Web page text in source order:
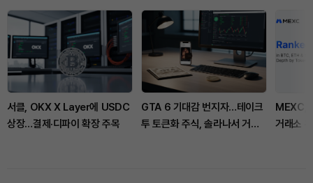
서클, OKX X Layer에 USDC
상장…결제·디파이 확장 주목
GTA 6 기대감 번지자…테이크
투 토큰화 주식, 솔라나서 거래
MEXC,
거래소